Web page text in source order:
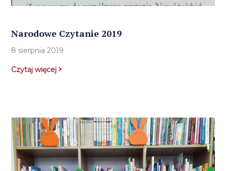
Narodowe Czytanie 2019
8 sierpnia 2019
Czytaj więcej